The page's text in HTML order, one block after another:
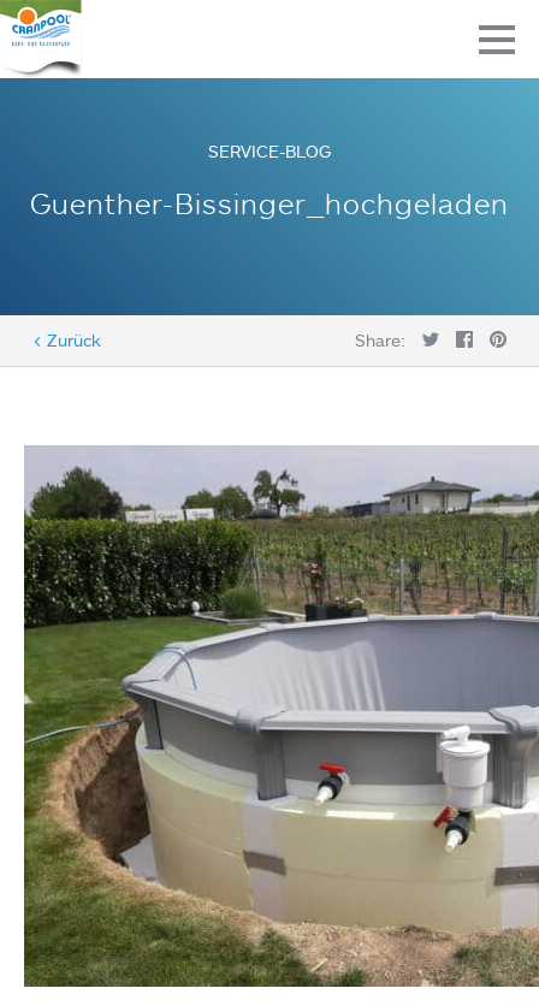
SERVICE-BLOG
Guenther-Bissinger_hochgeladen
< Zurück Share: